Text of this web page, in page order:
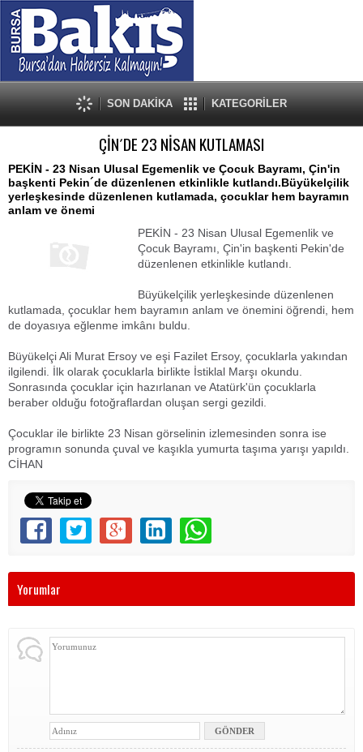
SON DAKİKA KATEGORİLER
ÇİN´DE 23 NİSAN KUTLAMASI
PEKİN - 23 Nisan Ulusal Egemenlik ve Çocuk Bayramı, Çin'in
başkenti Pekin´de düzenlenen etkinlikle kutlandı.Büyükelçilik
yerleşkesinde düzenlenen kutlamada, çocuklar hem bayramın
anlam ve önemi
PEKİN - 23 Nisan Ulusal Egemenlik ve
Çocuk Bayramı, Çin'in başkenti Pekin'de
düzenlenen etkinlikle kutlandı.
Büyükelçilik yerleşkesinde düzenlenen
kutlamada, çocuklar hem bayramın anlam ve önemini öğrendi, hem
de doyasıya eğlenme imkânı buldu.
Büyükelçi Ali Murat Ersoy ve eşi Fazilet Ersoy, çocuklarla yakından
ilgilendi. İlk olarak çocuklarla birlikte İstiklal Marşı okundu.
Sonrasında çocuklar için hazırlanan ve Atatürk'ün çocuklarla
beraber olduğu fotoğraflardan oluşan sergi gezildi.
Çocuklar ile birlikte 23 Nisan görselinin izlemesinden sonra ise
programın sonunda çuval ve kaşıkla yumurta taşıma yarışı yapıldı.
CİHAN
Yorumlar